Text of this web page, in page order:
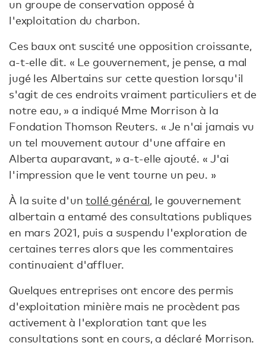
un groupe de conservation opposé à
l'exploitation du charbon.
Ces baux ont suscité une opposition croissante,
a-t-elle dit. « Le gouvernement, je pense, a mal
jugé les Albertains sur cette question lorsqu'il
s'agit de ces endroits vraiment particuliers et de
notre eau, » a indiqué Mme Morrison à la
Fondation Thomson Reuters. « Je n'ai jamais vu
un tel mouvement autour d'une affaire en
Alberta auparavant, » a-t-elle ajouté. « J'ai
l'impression que le vent tourne un peu. »
À la suite d'untollé général, le gouvernement
albertain a entamé des consultations publiques
en mars 2021, puis a suspendu l'exploration de
certaines terres alors que les commentaires
continuaient d'affluer.
Quelques entreprises ont encore des permis
d'exploitation minière mais ne procèdent pas
activement à l'exploration tant que les
consultations sont en cours, a déclaré Morrison.